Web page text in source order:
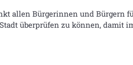
allen Bürgerinnen und
überprüfen zu können, damit